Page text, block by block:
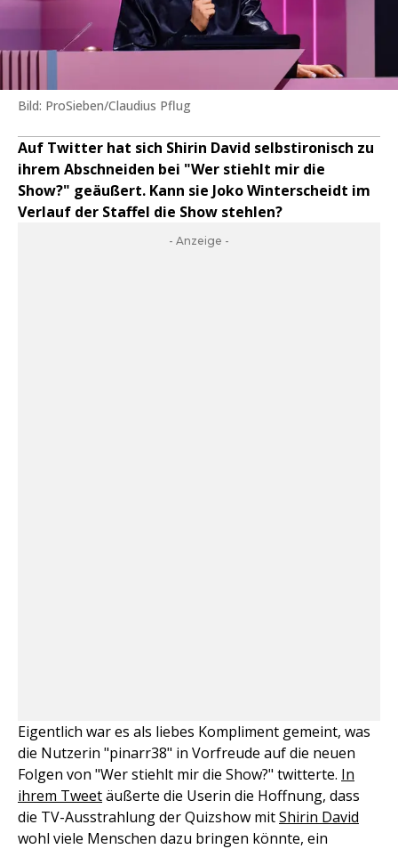
Bild: ProSieben/Claudius Pflug
Auf Twitter hat sich Shirin David selbstironisch zu
ihrem Abschneiden bei "Wer stiehlt mir die
Show?" geäußert. Kann sie Joko Winterscheidt im
Verlauf der Staffel die Show stehlen?
- Anzeige -
Eigentlich war es als liebes Kompliment gemeint, was
die Nutzerin "pinarr38" in Vorfreude auf die neuen
Folgen von "Wer stiehlt mir die Show?" twitterte. In
ihrem Tweetäußerte die Userin die Hoffnung, dass
die TV-Ausstrahlung der Quizshow mitShirin David
wohl viele Menschen dazu bringen könnte, ein